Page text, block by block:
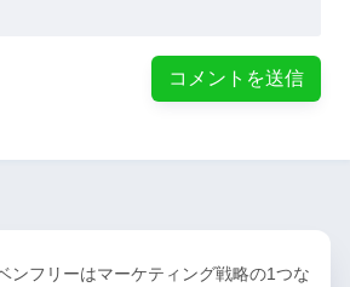
ンフリーはマーケティング戦略の1つな